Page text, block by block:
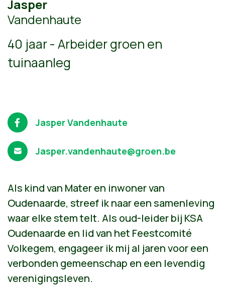
Jasper
Vandenhaute
40 jaar - Arbeider groen en
tuinaanleg
Jasper Vandenhaute
Jasper.vandenhaute@groen.be
Als kind van Mater en inwoner van
Oudenaarde, streef ik naar een samenleving
waar elke stem telt. Als oud-leider bij KSA
Oudenaarde en lid van het Feestcomité
Volkegem, engageer ik mij al jaren voor een
verbonden gemeenschap en een levendig
verenigingsleven.